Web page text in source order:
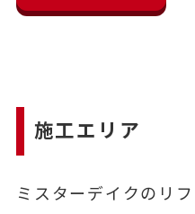
施工エリア
ミスターデイクのリ